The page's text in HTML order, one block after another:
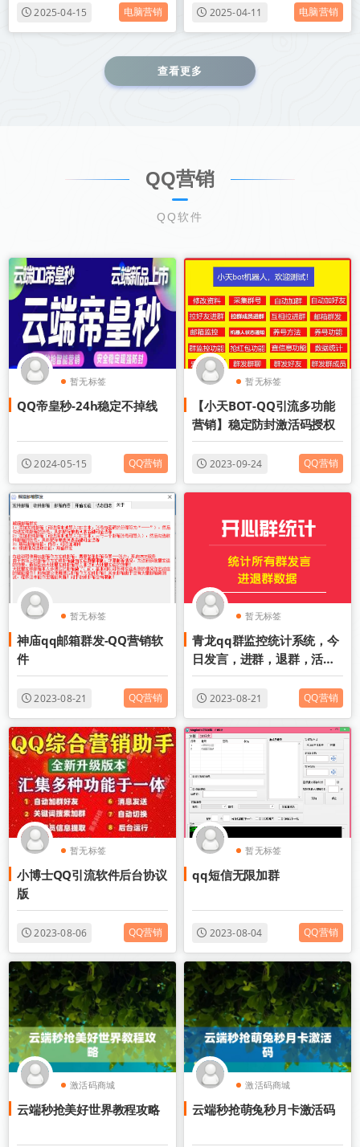
文字、图片、网页和文件
2025-04-15 电脑营销 2025-04-11 电脑营销
查看更多
QQ营销
QQ软件
暂无标签
QQ帝皇秒-24h稳定不掉线
2024-05-15 QQ营销
暂无标签
【小天BOT-QQ引流多功能
营销】稳定防封激活码授权
2023-09-24 QQ营销
暂无标签
神庙qq邮箱群发-QQ营销软
件
2023-08-21 QQ营销
暂无标签
青龙qq群监控统计系统，今
日发言，进群，退群，活跃
人群统计，导出qq号
2023-08-21 QQ营销
暂无标签
小博士QQ引流软件后台协议
版
2023-08-06 QQ营销
暂无标签
qq短信无限加群
2023-08-04 QQ营销
激活码商城
电脑版微信营销
云端秒抢美好世界教程攻略
激活码商城
电脑版微信营销
云端秒抢萌兔秒月卡激活码